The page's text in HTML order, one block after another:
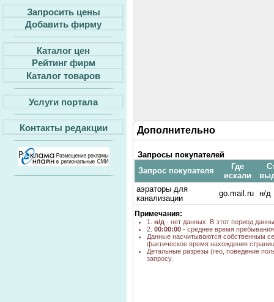
Запросить цены
Добавить фирму
Каталог цен
Рейтинг фирм
Каталог товаров
Услуги портала
Контакты редакции Дополнительно
Запросы покупателей
Запрос покупателя
Где
искали
аэраторы для
канализации
go.mail.ru н/д
Примечания:
1. н/д - нет данных. В этот период
2. 00:00:00 - среднее время
Данные насчитываются собственным
фактическое время нахождения
Детальные разрезы (гео, поведение
запросу.